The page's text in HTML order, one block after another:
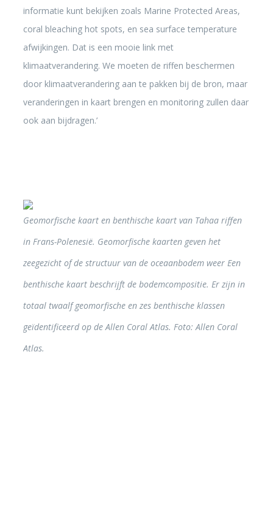
informatie kunt bekijken zoals Marine Protected Areas,
coral bleaching hot spots, en sea surface temperature
afwijkingen. Dat is een mooie link met
klimaatverandering. We moeten de riffen beschermen
door klimaatverandering aan te pakken bij de bron, maar
veranderingen in kaart brengen en monitoring zullen daar
ook aan bijdragen.’
Geomorfische kaart en benthische kaart van Tahaa riffen
in Frans-Polenesië. Geomorfische kaarten geven het
zeegezicht of de structuur van de oceaanbodem weer Een
benthische kaart beschrijft de bodemcompositie. Er zijn in
totaal twaalf geomorfische en zes benthische klassen
geïdentificeerd op de Allen Coral Atlas. Foto: Allen Coral
Atlas.